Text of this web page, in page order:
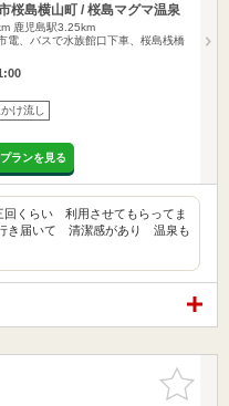
桜島横山町 / 桜島マグマ温泉
鹿児島駅3.25km
電、バスで水族館口下車、桜島桟橋
け流し
ランを見る
くらい 利用させてもらってま
き届いて 清潔感があり 温泉も
お気に入
りに追加